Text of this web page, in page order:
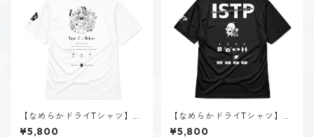
【なめらかドライTシャツ】タ
イプ２-助ける人（ホーリー）
¥5,800
【なめらかドライTシャツ】黒
ヶ根 匠（ISTP）｜ブラック
¥5,800